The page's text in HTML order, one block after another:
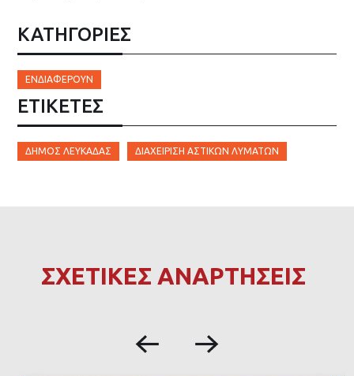
ΚΑΤΗΓΟΡΙΕΣ
ΕΝΔΙΑΦΈΡΟΥΝ
ΕΤΙΚΈΤΕΣ
ΔΉΜΟΣ ΛΕΥΚΆΔΑΣ ΔΙΑΧΕΊΡΙΣΗ ΑΣΤΙΚΏΝ ΛΥΜΆΤΩΝ
ΣΧΕΤΙΚΕΣ ΑΝΑΡΤΗΣΕΙΣ